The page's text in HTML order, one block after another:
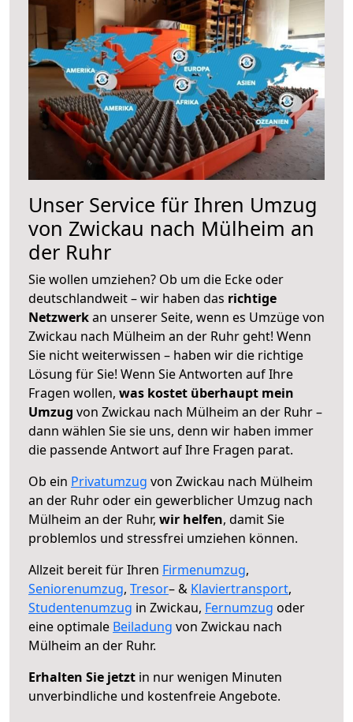
Unser Service für Ihren Umzug
von Zwickau nach Mülheim an
der Ruhr
Sie wollen umziehen? Ob um die Ecke oder
deutschlandweit – wir haben das richtige
Netzwerkan unserer Seite, wenn es Umzüge von
Zwickau nach Mülheim an der Ruhr geht! Wenn
Sie nicht weiterwissen – haben wir die richtige
Lösung für Sie! Wenn Sie Antworten auf Ihre
Fragen wollen, was kostet überhaupt mein
Umzug von Zwickau nach Mülheim an der Ruhr –
dann wählen Sie sie uns, denn wir haben immer
die passende Antwort auf Ihre Fragen parat.
Ob ein Privatumzug von Zwickau nach Mülheim
an der Ruhr oder ein gewerblicher Umzug nach
Mülheim an der Ruhr, wir helfen, damit Sie
problemlos und stressfrei umziehen können.
Allzeit bereit für Ihren Firmenumzug,
Seniorenumzug, Tresor– & Klaviertransport,
Studentenumzug in Zwickau, Fernumzug oder
eine optimale Beiladung von Zwickau nach
Mülheim an der Ruhr.
Erhalten Sie jetzt in nur wenigen Minuten
unverbindliche und kostenfreie Angebote.